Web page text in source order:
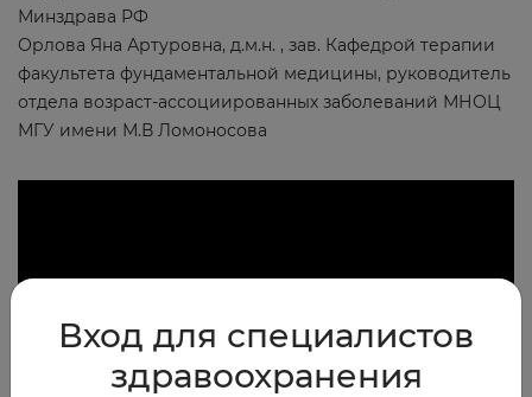
Минздрава РФ
Орлова Яна Артуровна, д.м.н. , зав. Кафедрой терапии
факультета фундаментальной медицины, руководитель
отдела возраст-ассоциированных заболеваний МНОЦ
МГУ имени М.В Ломоносова
Вход для специалистов
здравоохранения